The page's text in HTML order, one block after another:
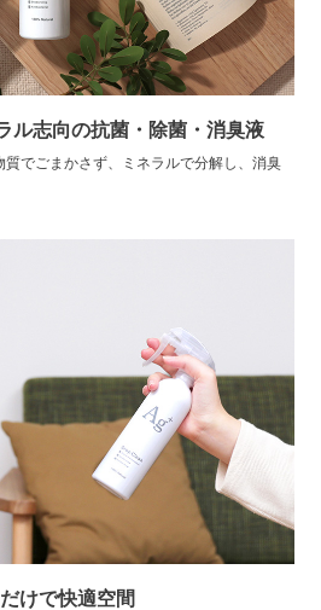
ル志向の抗菌・除菌・消臭液
でごまかさず、ミネラルで分解し、消臭
けで快適空間